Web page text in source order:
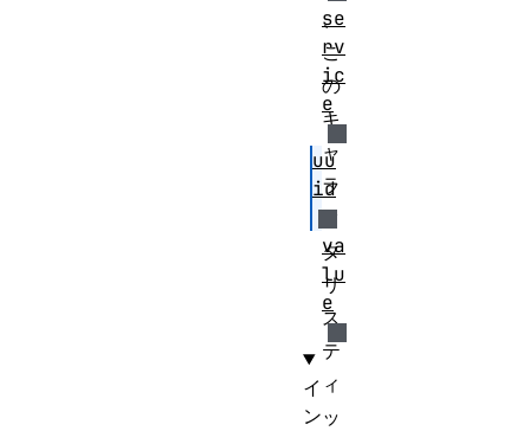
、
こ
の
キ
ャ
ラ
ク
タ
リ
ス
テ
ィ
ッ
se
rv
ic
e
uu
id
va
lu
e
イ
ン